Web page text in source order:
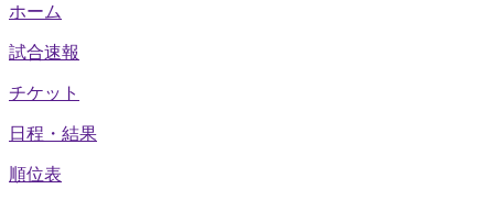
ホーム
試合速報
チケット
日程・結果
順位表